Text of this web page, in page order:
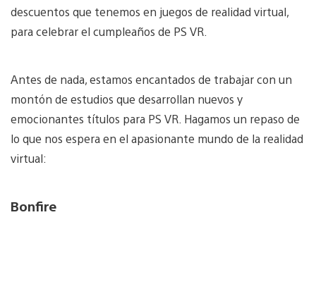
descuentos que tenemos en juegos de realidad virtual,
para celebrar el cumpleaños de PS VR.
Antes de nada, estamos encantados de trabajar con un
montón de estudios que desarrollan nuevos y
emocionantes títulos para PS VR. Hagamos un repaso de
lo que nos espera en el apasionante mundo de la realidad
virtual:
Bonfire